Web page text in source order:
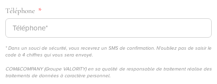
Téléphone
* Dans un souci de sécurité, vous recevrez un SMS de confirmation. N'oubliez pas de saisir le
code à 4 chiffres qui vous sera envoyé.
COM&COMPANY (Groupe VALORITY) en sa qualité de responsable de traitement réalise des
traitements de données à caractère personnel.